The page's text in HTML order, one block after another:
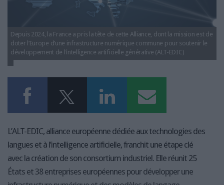
Depuis 2024, la France a pris la tête de cette Alliance, dont la mission est de
doter l’Europe d’une infrastructure numérique commune pour soutenir le
développement de l’intelligence artificielle générative (ALT-EDIC)
L’ALT-EDIC, alliance européenne dédiée aux technologies des
langues et à l’intelligence artificielle, franchit une étape clé
avec la création de son consortium industriel. Elle réunit 25
États et 38 entreprises européennes pour développer une